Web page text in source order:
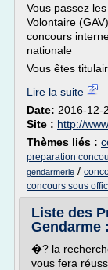
Vous passez
Volontaire
concours
nationale
Vous êtes
Lire la suite
Date: 2016-12-
Site : http://
Thèmes liés :
preparation
gendarmerie /
concours sous
Liste des
Gendarme
�? la
vous fera